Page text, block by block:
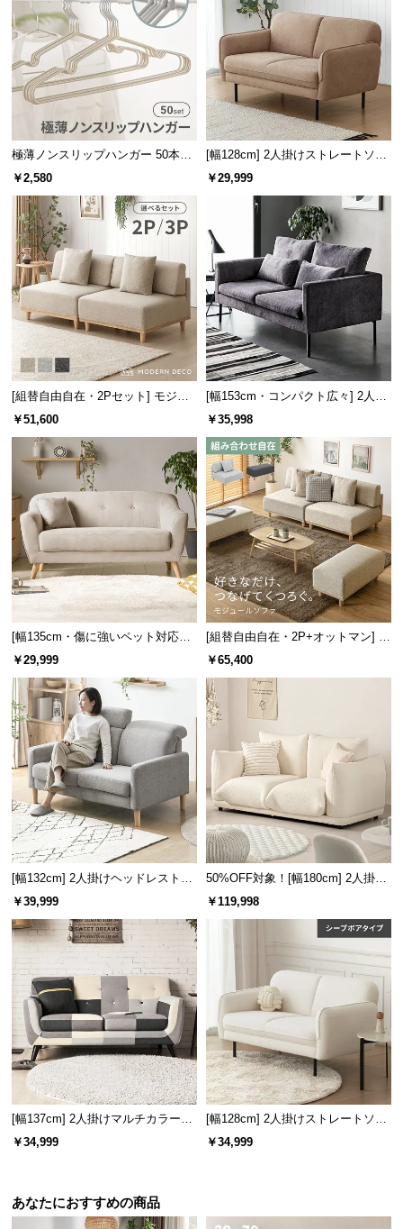
極薄ノンスリップハンガー 50本セ
ット
￥2,580
[幅128cm] 2人掛けストレートソフ
ァ
￥29,999
[組替自由自在・2Pセット] モジュ
ールソファ アームレス 天然木脚
洗えるカバー
￥51,600
[幅153cm・コンパクト広々] 2人掛
けモダンソファ ブラックスチール
脚 ホテルライク 高級感
￥35,998
[幅135cm・傷に強いペット対応生
地も] 天然木脚 2人掛けコンパクト
￥29,999
[組替自由自在・2P+オットマン] モ
ジュールソファ アームレス 天然木
￥65,400
[幅132cm] 2人掛けヘッドレスト付
きソファ
￥39,999
50%OFF対象！[幅180cm] 2人掛け
ソファ
￥119,998
[幅137cm] 2人掛けマルチカラーソ
ファ
￥34,999
[幅128cm] 2人掛けストレートソフ
ァ シープボアタイプ
￥34,999
あなたにおすすめの商品